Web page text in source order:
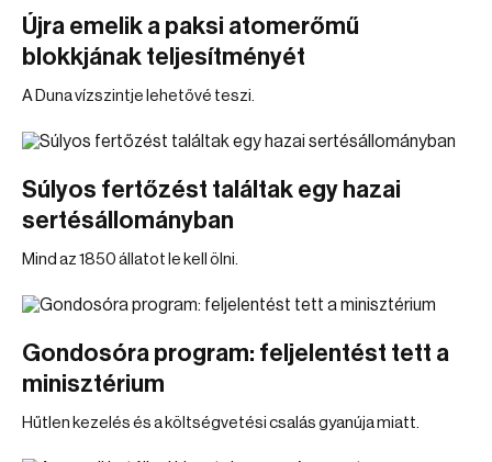
Újra emelik a paksi atomerőmű
blokkjának teljesítményét
A Duna vízszintje lehetővé teszi.
Súlyos fertőzést találtak egy hazai
sertésállományban
Mind az 1850 állatot le kell ölni.
Gondosóra program: feljelentést tett a
minisztérium
Hűtlen kezelés és a költségvetési csalás gyanúja miatt.